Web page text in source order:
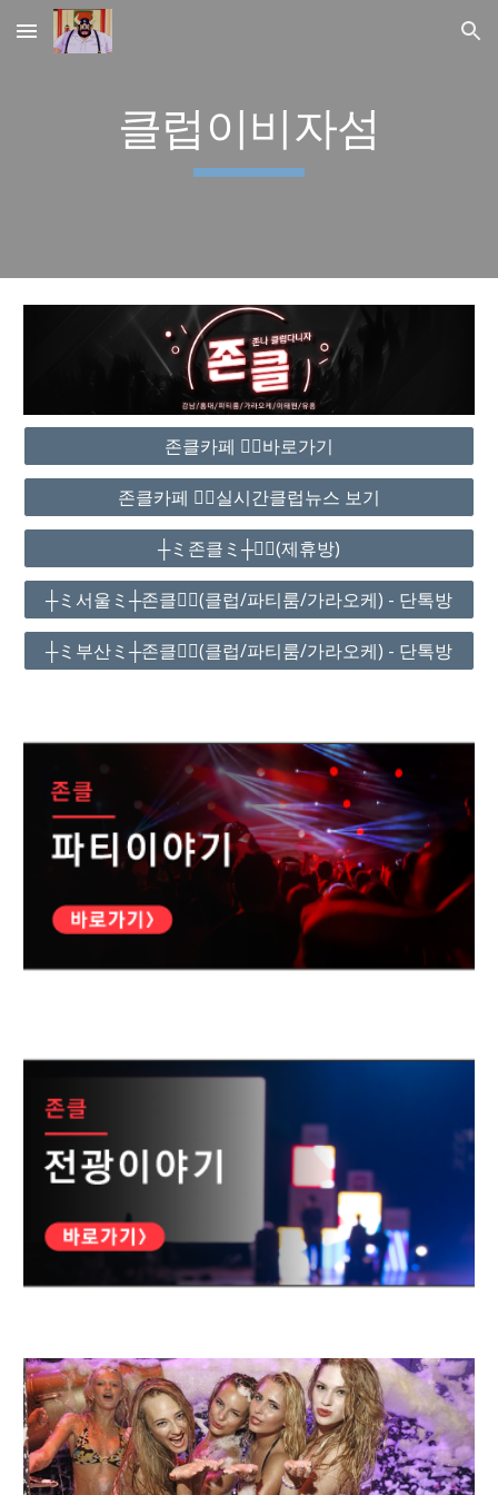
Skip to main content Skip to navigation
클럽이비자섬
존클카페 ❤️‍🔥바로가기
존클카페 ❤️‍🔥실시간클럽뉴스 보기
┼ミ존클ミ┼❤️‍🔥(제휴방)
┼ミ서울ミ┼존클❤️‍🔥(클럽/파티룸/가라오케) - 단톡방
┼ミ부산ミ┼존클❤️‍🔥(클럽/파티룸/가라오케) - 단톡방